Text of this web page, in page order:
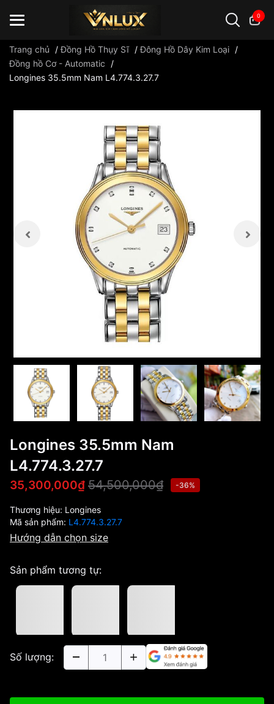
0
Đồng hồ casio đồng hồ G-Shock đồng hồ Orient
Trang chủ /Đồng Hồ Thụy Sĩ /Đông Hồ Dây Kim Loại /
Đồng hồ Cơ - Automatic
/
Longines 35.5mm Nam L4.774.3.27.7
Longines 35.5mm Nam
L4.774.3.27.7
35,300,000₫ 54,500,000₫ -36%
Thương hiệu: Longines
Mã sản phẩm: L4.774.3.27.7
Hướng dẫn chọn size
Sản phẩm tương tự:
Số lượng: